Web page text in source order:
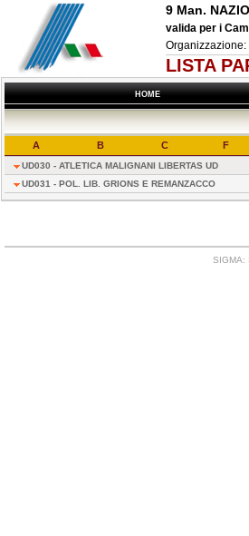
9 Man.
valida per i
Organizzazione:
LISTA
HOME
A B C F
UD030 - ATLETICA MALIGNANI LIBERTAS UD
UD031 - POL. LIB. GRIONS E REMANZACCO
SIGMA: